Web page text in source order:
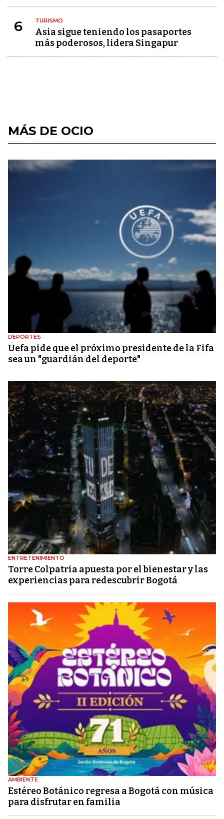
6 TURISMO
Asia sigue teniendo los pasaportes
más poderosos, lidera Singapur
MÁS DE OCIO
DEPORTES
Uefa pide que el próximo presidente de la Fifa
sea un "guardián del deporte"
ENTRETENIMIENTO
Torre Colpatria apuesta por el bienestar y las
experiencias para redescubrir Bogotá
AMBIENTE
Estéreo Botánico regresa a Bogotá con música
para disfrutar en familia